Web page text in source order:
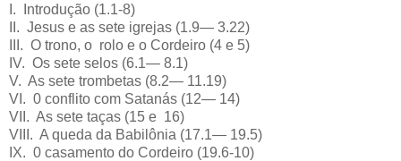
I. Introdução (1.1-8)
II. Jesus e as sete igrejas (1.9— 3.22)
III. O trono, o rolo e o Cordeiro (4 e 5)
IV. Os sete selos (6.1— 8.1)
V. As sete trombetas (8.2— 11.19)
VI. 0 conflito com Satanás (12— 14)
VII. As sete taças (15 e 16)
VIII. A queda da Babilônia (17.1— 19.5)
IX. 0 casamento do Cordeiro (19.6-10)